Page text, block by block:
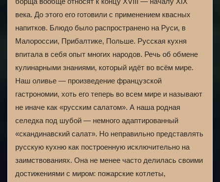
века. До этого его готовили с применением квасных
напитков. Блюдо было распространено на Руси, в
Малороссии, Прибалтике, Польше. Русская кухня
впитала в себя опыт многих народов. Речь об обмене
кулинарными знаниями, который идёт во всём мире.
Наш оливье — произведение французской
гастрономии, хоть его теперь во всем мире и называют
не иначе как «русским салатом». А наша родная
селедка под шубой — немного адаптированный
«скандинавский салат». Но неправильно представлять
русскую кухню как построенную исключительно на
заимствованиях. Она не менее часто делилась своими
достижениями с миром: пожарские котлеты,